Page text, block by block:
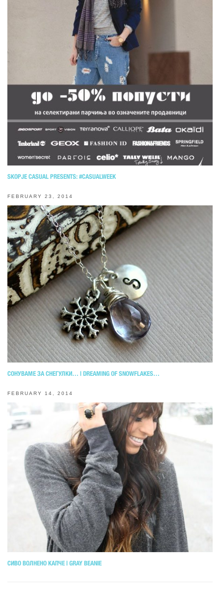
SKOPJE CASUAL PRESENTS: #CASUALWEEK
FEBRUARY 23, 2014
СОНУВАМЕ ЗА СНЕГУЛКИ… | DREAMING OF SNOWFLAKES…
FEBRUARY 14, 2014
СИВО ВОЛНЕНО КАПЧЕ | GRAY BEANIE